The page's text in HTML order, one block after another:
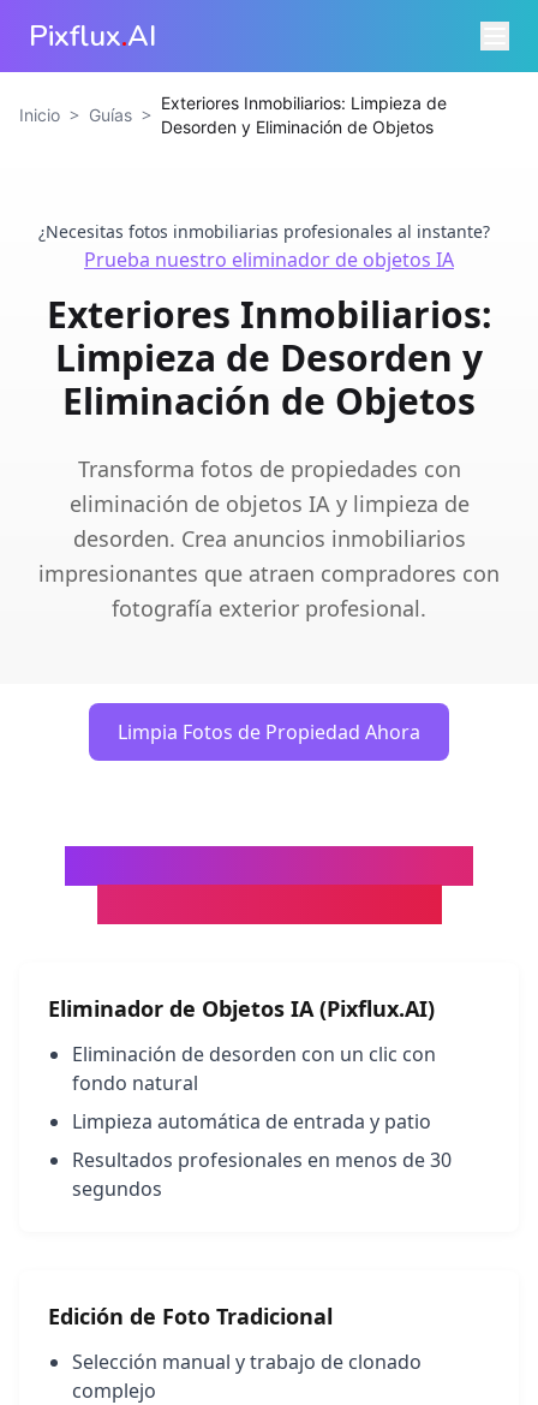
Pixflux.AI
Inicio > Guías >
Exteriores Inmobiliarios: Limpieza de
Desorden y Eliminación de Objetos
¿Necesitas fotos inmobiliarias profesionales al instante?
Prueba nuestro eliminador de objetos IA
Exteriores Inmobiliarios:
Limpieza de Desorden y
Eliminación de Objetos
Transforma fotos de propiedades con
eliminación de objetos IA y limpieza de
desorden. Crea anuncios inmobiliarios
impresionantes que atraen compradores con
fotografía exterior profesional.
Limpia Fotos de Propiedad Ahora
Eliminador de Objetos IA (Pixflux.AI)
Eliminación de desorden con un clic con
fondo natural
Limpieza automática de entrada y patio
Resultados profesionales en menos de 30
segundos
Edición de Foto Tradicional
Selección manual y trabajo de clonado
complejo